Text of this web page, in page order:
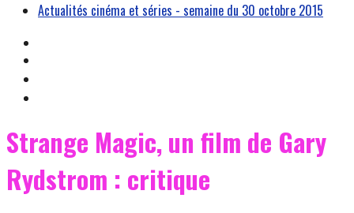
Actualités cinéma et séries - semaine du 30 octobre 2015
Strange Magic, un film de Gary
Rydstrom : critique